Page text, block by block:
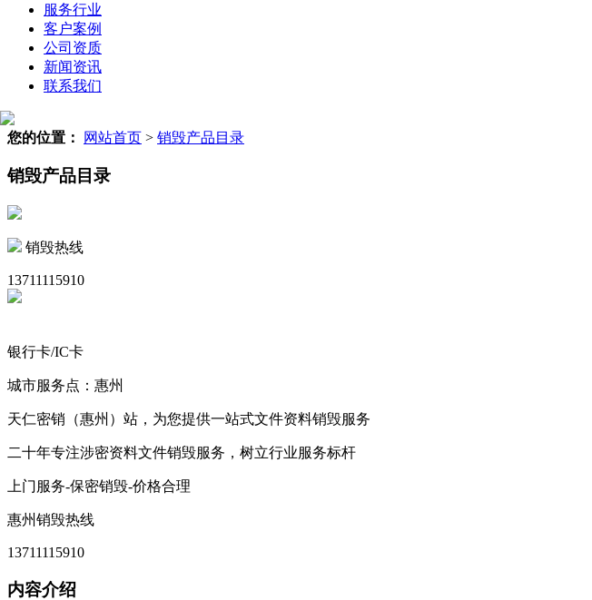
服务行业
客户案例
公司资质
新闻资讯
联系我们
您的位置： 网站首页 > 销毁产品目录
销毁产品目录
销毁热线
13711115910
银行卡/IC卡
城市服务点：惠州
天仁密销（惠州）站，为您提供一站式文件资料销毁服务
二十年专注涉密资料文件销毁服务，树立行业服务标杆
上门服务-保密销毁-价格合理
惠州销毁热线
13711115910
内容介绍